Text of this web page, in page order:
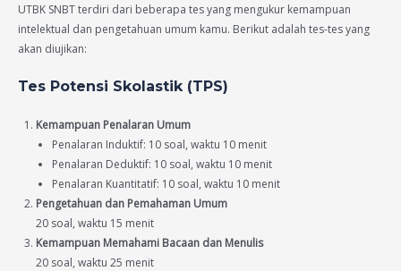
UTBK SNBT terdiri dari beberapa tes yang mengukur kemampuan
intelektual dan pengetahuan umum kamu. Berikut adalah tes-tes yang
akan diujikan:
Tes Potensi Skolastik (TPS)
Kemampuan Penalaran Umum
Penalaran Induktif: 10 soal, waktu 10 menit
Penalaran Deduktif: 10 soal, waktu 10 menit
Penalaran Kuantitatif: 10 soal, waktu 10 menit
Pengetahuan dan Pemahaman Umum
20 soal, waktu 15 menit
Kemampuan Memahami Bacaan dan Menulis
20 soal, waktu 25 menit